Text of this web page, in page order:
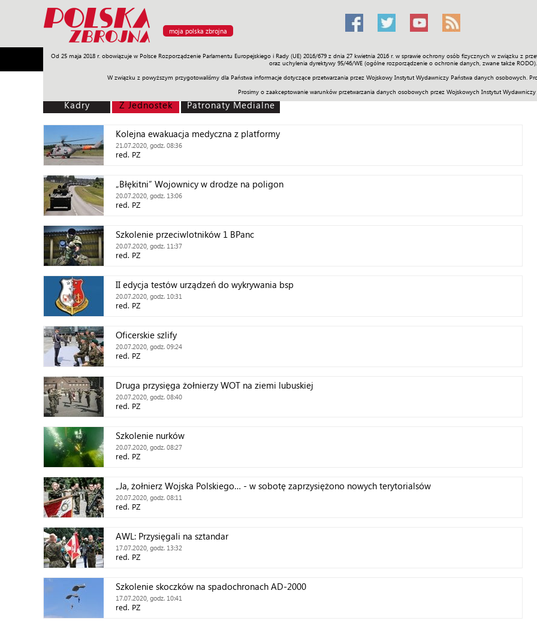
moja polska zbrojna
Od 25 maja 2018 r. obowiązuje w Polsce Rozporządzenie Parlamentu Europejskiego i Rady (UE) 2016/679 z dnia 27 kwietnia 2016 r. w sprawie ochrony osób fizycznych w związku z
oraz uchylenia dyrektywy 95/46/WE (ogólne rozporządzenie o ochronie danych, zwane także RODO).
W związku z powyższym przygotowaliśmy dla Państwa informacje dotyczące przetwarzania przez Wojskowy Instytut Wydawniczy Państwa danych osobowych.
Prosimy o zaakceptowanie warunków przetwarzania danych osobowych przez Wojskowych Instytut Wydawniczy
Armia Poligon Sprzęt Misje Polityka Prawo Świat Społeczność Sport Historia Galerie Wideo
Kadry Z Jednostek Patronaty Medialne
Kolejna ewakuacja medyczna z platformy
21.07.2020, godz. 08:36
red. PZ
„Błękitni” Wojownicy w drodze na poligon
20.07.2020, godz. 13:06
red. PZ
Szkolenie przeciwlotników 1 BPanc
20.07.2020, godz. 11:37
red. PZ
II edycja testów urządzeń do wykrywania bsp
20.07.2020, godz. 10:31
red. PZ
Oficerskie szlify
20.07.2020, godz. 09:24
red. PZ
Druga przysięga żołnierzy WOT na ziemi lubuskiej
20.07.2020, godz. 08:40
red. PZ
Szkolenie nurków
20.07.2020, godz. 08:27
red. PZ
„Ja, żołnierz Wojska Polskiego… - w sobotę zaprzysiężono nowych terytorialsów
20.07.2020, godz. 08:11
red. PZ
AWL: Przysięgali na sztandar
17.07.2020, godz. 13:32
red. PZ
Szkolenie skoczków na spadochronach AD-2000
17.07.2020, godz. 10:41
red. PZ